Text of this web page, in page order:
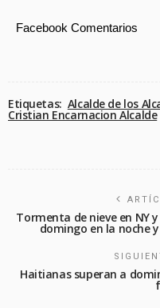
Facebook Comentarios
Etiquetas: Alcalde de los
Cristian Encarnacion Alcalde
Tormenta de nieve en NY
domingo en la noche
Haitianas superan a